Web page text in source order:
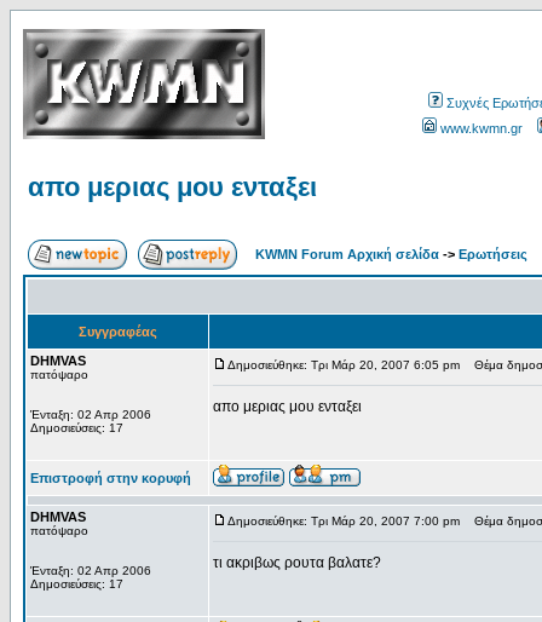
Συχνές
www.kwmn.gr
απο μεριας μου ενταξει
KWMN Forum Αρχική σελίδα -> Ερωτήσεις
Συγγραφέας
DHMVAS
πατόψαρο
Ένταξη: 02 Απρ 2006
Δημοσιεύσεις: 17
Δημοσιεύθηκε: Τρι Μάρ 20, 2007 6:05 pm Θέμα
απο μεριας μου ενταξει
Επιστροφή στην κορυφή
DHMVAS
πατόψαρο
Ένταξη: 02 Απρ 2006
Δημοσιεύσεις: 17
Δημοσιεύθηκε: Τρι Μάρ 20, 2007 7:00 pm Θέμα
τι ακριβως ρουτα βαλατε?